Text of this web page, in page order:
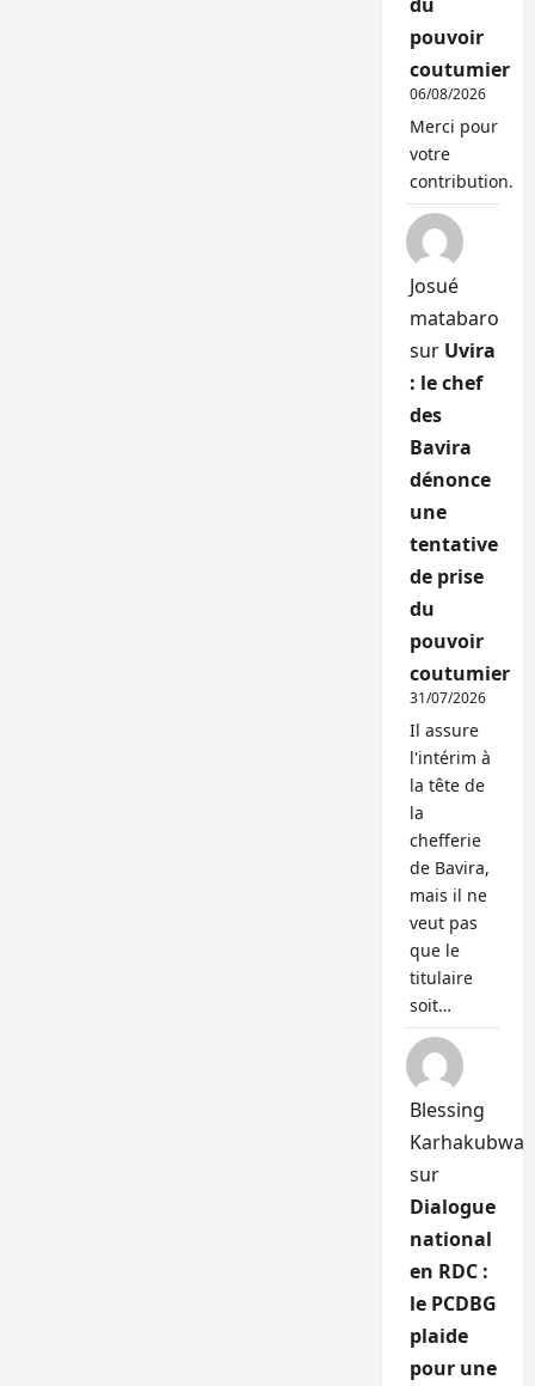
pouvoir
coutumier
06/08/2026
Merci pour
votre
contribution.
Josué
matabaro
sur Uvira
: le chef
des
Bavira
dénonce
une
tentative
de prise
du
pouvoir
coutumier
31/07/2026
Il assure
l'intérim à
la tête de
la
chefferie
de Bavira,
mais il ne
veut pas
que le
titulaire
soit…
Blessing
Karhakubwa
sur
Dialogue
national
en RDC :
le PCDBG
plaide
pour une